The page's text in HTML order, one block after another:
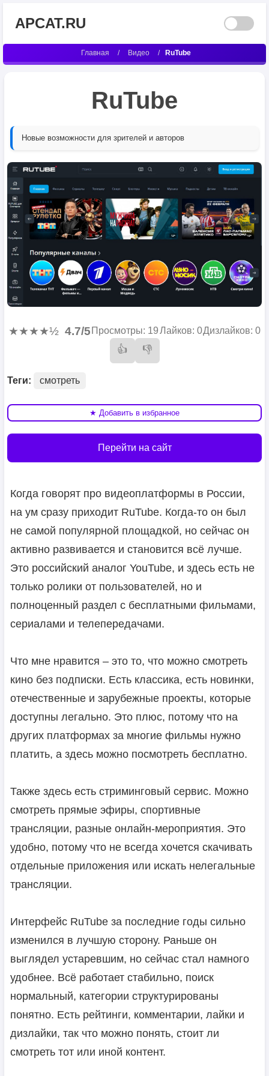
APCAT.RU
Главная / Видео / RuTube
RuTube
Новые возможности для зрителей и авторов
★★★★½ 4.7/5 Просмотры: 19Лайков: 0Дизлайков: 0
👍 👎
Теги: смотреть
★ Добавить в избранное
Перейти на сайт
Когда говорят про видеоплатформы в России,
на ум сразу приходит RuTube. Когда-то он был
не самой популярной площадкой, но сейчас он
активно развивается и становится всё лучше.
Это российский аналог YouTube, и здесь есть не
только ролики от пользователей, но и
полноценный раздел с бесплатными фильмами,
сериалами и телепередачами.
Что мне нравится – это то, что можно смотреть
кино без подписки. Есть классика, есть новинки,
отечественные и зарубежные проекты, которые
доступны легально. Это плюс, потому что на
других платформах за многие фильмы нужно
платить, а здесь можно посмотреть бесплатно.
Также здесь есть стриминговый сервис. Можно
смотреть прямые эфиры, спортивные
трансляции, разные онлайн-мероприятия. Это
удобно, потому что не всегда хочется скачивать
отдельные приложения или искать нелегальные
трансляции.
Интерфейс RuTube за последние годы сильно
изменился в лучшую сторону. Раньше он
выглядел устаревшим, но сейчас стал намного
удобнее. Всё работает стабильно, поиск
нормальный, категории структурированы
понятно. Есть рейтинги, комментарии, лайки и
дизлайки, так что можно понять, стоит ли
смотреть тот или иной контент.